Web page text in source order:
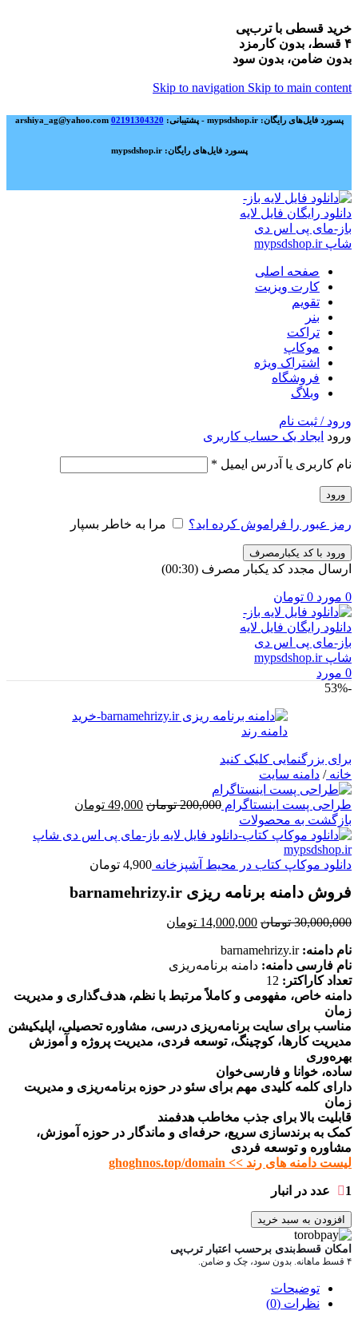
خرید قسطی با ترب‌پی
۴ قسط، بدون کارمزد
بدون ضامن، بدون سود
Skip to navigation Skip to main content
پسورد فایل‌های رایگان: mypsdshop.ir - پشتیبانی: arshiya_ag@yahoo.com 02191304320
پسورد فایل‌های رایگان: mypsdshop.ir
صفحه اصلی
کارت ویزیت
تقویم
بنر
تراکت
موکاپ
اشتراک ویژه
فروشگاه
وبلاگ
ورود / ثبت نام
ورود ایجاد یک حساب کاربری
نام کاربری یا آدرس ایمیل *
ورود
رمز عبور را فراموش کرده اید؟ مرا به خاطر بسپار
ورود با کد یکبارمصرف
ارسال مجدد کد یکبار مصرف (00:
30
)
0 مورد 0 تومان
0 مورد
-53%
برای بزرگنمایی کلیک کنید
خانه/ دامنه سایت
طراحی پست اینستاگرام 200,000 تومان قیمت
200,000 تومان
49,000 تومان
49,000 تومان
بازگشت به محصولات
دانلود موکاپ کتاب در محیط آشپزخانه 4,900 تومان
فروش دامنه برنامه ریزی barnamehrizy.ir
30,000,000 تومان قیمت
بود.
14,000,000 تومان
نام دامنه: barnamehrizy.ir
نام فارسی دامنه: دامنه برنامه‌ریزی
تعداد کاراکتر:
دامنه خاص، مفهومی و کاملاً مرتبط با نظم، هدف‌گذاری و مدیریت
زمان
مناسب برای سایت برنامه‌ریزی درسی، مشاوره تحصیلی، اپلیکیشن
مدیریت کارها، کوچینگ، توسعه فردی، مدیریت پروژه و آموزش
بهره‌وری
ساده، خوانا و فارسی‌خوان
دارای کلمه کلیدی مهم برای سئو در حوزه برنامه‌ریزی و مدیریت
زمان
قابلیت بالا برای جذب مخاطب هدفمند
کمک به برندسازی سریع، حرفه‌ای و ماندگار در حوزه آموزش،
مشاوره و توسعه فردی
لیست دامنه های رند >> ghoghnos.top/domain
1 عدد در انبار
افزودن به سبد خرید
امکان قسط‌بندی برحسب اعتبار ترب‌پی
۴ قسط ماهانه. بدون سود، چک و ضامن.
توضیحات
نظرات (0)